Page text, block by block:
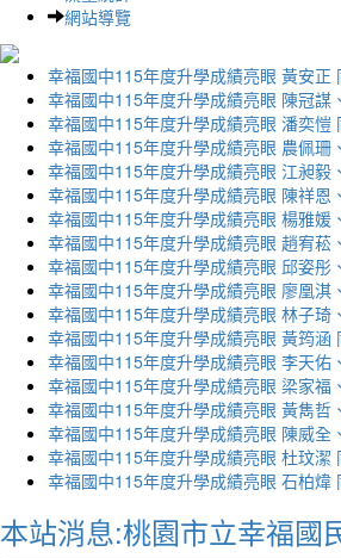
網站導覽
幸福國中115年度升學成績亮眼 黃安正
幸福國中115年度升學成績亮眼 陳冠
幸福國中115年度升學成績亮眼 潘奕愷
幸福國中115年度升學成績亮眼 農佩
幸福國中115年度升學成績亮眼 江昶
幸福國中115年度升學成績亮眼 陳祥
幸福國中115年度升學成績亮眼 楊雅
幸福國中115年度升學成績亮眼 趙宥
幸福國中115年度升學成績亮眼 邱姿
幸福國中115年度升學成績亮眼 廖凰淇
幸福國中115年度升學成績亮眼 林子琦
幸福國中115年度升學成績亮眼 黃筠涵
幸福國中115年度升學成績亮眼 李天
幸福國中115年度升學成績亮眼 梁家
幸福國中115年度升學成績亮眼 黃雋
幸福國中115年度升學成績亮眼 陳威
幸福國中115年度升學成績亮眼 杜玟潔
幸福國中115年度升學成績亮眼 石柏煒
本站消息:桃園市立幸福國